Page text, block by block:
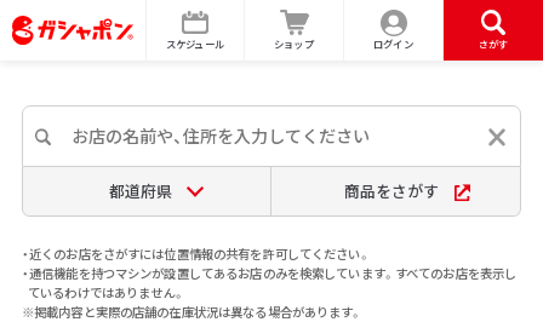
スケジュール ショップ ログイン さがす
都道府県 商品をさがす
・近くのお店をさがすには位置情報の共有を許可してください。
・通信機能を持つマシンが設置してあるお店のみを検索しています。すべてのお店を表示し
ているわけではありません。
※掲載内容と実際の店舗の在庫状況は異なる場合があります。